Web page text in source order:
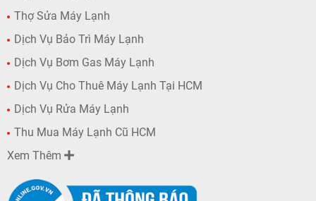
Thợ Sửa Máy Lạnh
Dịch Vụ Bảo Trì Máy Lạnh
Dịch Vụ Bơm Gas Máy Lạnh
Dịch Vụ Cho Thuê Máy Lạnh Tại HCM
Dịch Vụ Rửa Máy Lạnh
Thu Mua Máy Lạnh Cũ HCM
Xem Thêm